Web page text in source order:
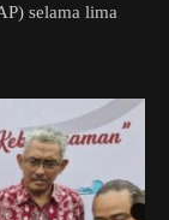
selama lima